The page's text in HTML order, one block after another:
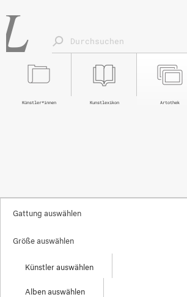
Artothek
Kunstlexikon
Künstler*innen
Gattung auswählen
Größe auswählen
Künstler auswählen
Alben auswählen